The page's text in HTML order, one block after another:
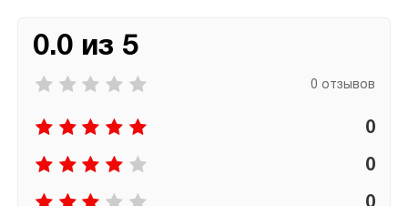
0.0 из 5
0 отзывов
0
0